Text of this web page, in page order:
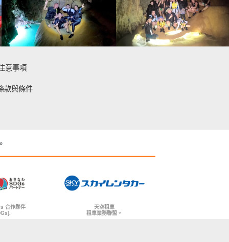
意事項
款與條件
合作夥伴
天空租車
租車業務聯盟。